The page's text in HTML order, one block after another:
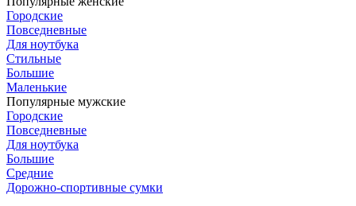
Городские
Повседневные
Для ноутбука
Стильные
Большие
Маленькие
Популярные мужские
Городские
Повседневные
Для ноутбука
Большие
Средние
Дорожно-спортивные сумки